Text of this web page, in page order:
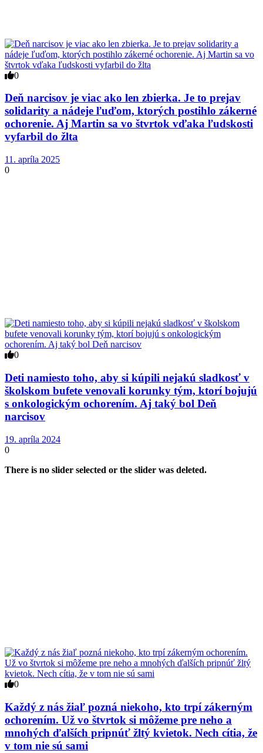
0
Deň narcisov je viac ako len zbierka. Je to prejav
solidarity a nádeje ľuďom, ktorých postihlo zákerné
ochorenie. Aj Martin sa vo štvrtok vďaka ľudskosti
vyfarbil do žlta
11. apríla 2025
0
0
Deti namiesto toho, aby si kúpili nejakú sladkosť v
školskom bufete venovali korunky tým, ktorí bojujú
s onkologickým ochorením. Aj taký bol Deň
narcisov
19. apríla 2024
0
There is no slider selected or the slider was deleted.
0
Každý z nás žiaľ pozná niekoho, kto trpí zákerným
ochorením. Už vo štvrtok si môžeme pre neho a
mnohých ďalších pripnúť žltý kvietok. Nech cítia, že
v tom nie sú sami